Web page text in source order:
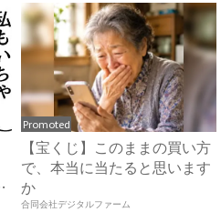
Promoted
【宝くじ】このままの買い方
で、本当に当たると思います
か
合同会社デジタルファーム